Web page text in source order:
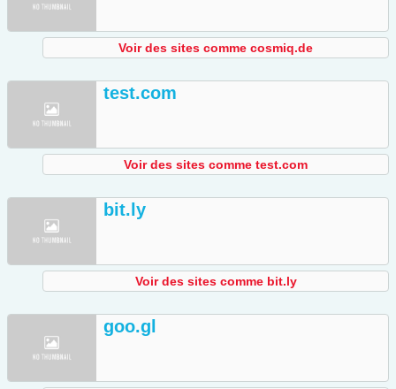
Voir des sites comme cosmiq.de
test.com
Voir des sites comme test.com
bit.ly
Voir des sites comme bit.ly
goo.gl